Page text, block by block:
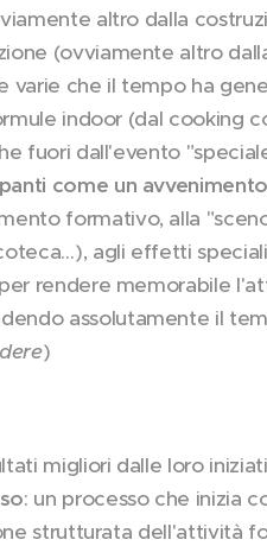
altro dalla
(ovviamente altro
varie che il tempo ha
indoor (dal cooking
fuori dall'evento
come un avvenimento
formativo, alla
agli effetti
rendere memorabile
assolutamente il
)
migliori dalle loro
: un processo che inizia
strutturata dell'attività